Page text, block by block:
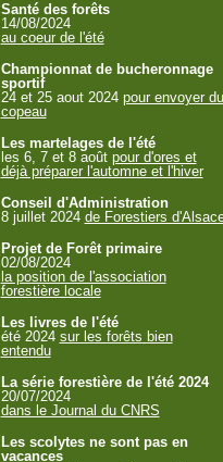
Santé des forêts
14/08/2024
au coeur de l'été
Championnat de bucheronnage
sportif
24 et 25 aout 2024 pour envoyer du
copeau
Les martelages de l'été
les 6, 7 et 8 août pour d'ores et
déjà préparer l'automne et l'hiver
Conseil d'Administration
8 juillet 2024 de Forestiers
Projet de Forêt primaire
02/08/2024
la position de l'association
forestière locale
Les livres de l'été
été 2024 sur les forêts bien
entendu
La série forestière de l'été 2024
20/07/2024
dans le Journal du CNRS
Les scolytes ne sont pas en
vacances